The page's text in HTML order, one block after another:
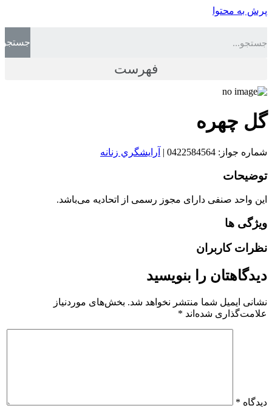
پرش به محتوا
جستجو
فهرست
گل چهره
شماره جواز: 0422584564 | آرايشگري زنانه
توضیحات
این واحد صنفی دارای مجوز رسمی از اتحادیه می‌باشد.
ویژگی ها
نظرات کاربران
دیدگاهتان را بنویسید
نشانی ایمیل شما منتشر نخواهد شد. بخش‌های موردنیاز
علامت‌گذاری شده‌اند *
دیدگاه *